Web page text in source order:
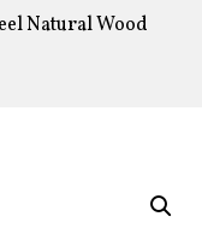
Natural Wood